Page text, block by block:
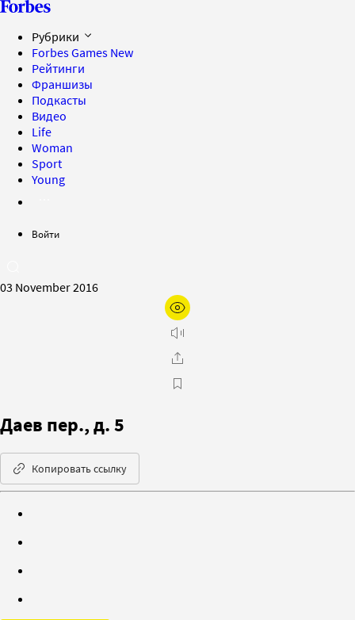
Рубрики
Forbes Games New
Рейтинги
Франшизы
Подкасты
Видео
Life
Woman
Sport
Young
Войти
03 November 2016
Даев пер., д. 5
Копировать ссылку